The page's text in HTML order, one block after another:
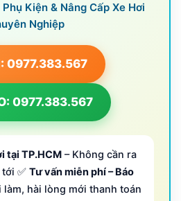
Kiện & Nâng Cấp Xe Hơi
Nghiệp
0977.383.567
0977.383.567
tại TP.HCM – Không cần ra
✅ Tư vấn miễn phí – Báo
làm, hài lòng mới thanh toán